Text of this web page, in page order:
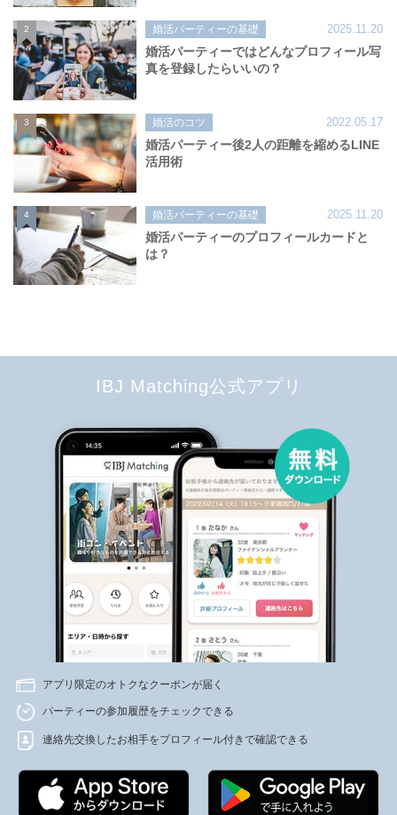
2 婚活パーティーの基礎 2025.11.20
婚活パーティーではどんなプロフィール写
真を登録したらいいの？
3 婚活のコツ 2022.05.17
婚活パーティー後2人の距離を縮めるLINE
活用術
4 婚活パーティーの基礎 2025.11.20
婚活パーティーのプロフィールカードと
は？
IBJ Matching公式アプリ
アプリ限定のオトクなクーポンが届く
パーティーの参加履歴をチェックできる
連絡先交換したお相手をプロフィール付きで確認できる